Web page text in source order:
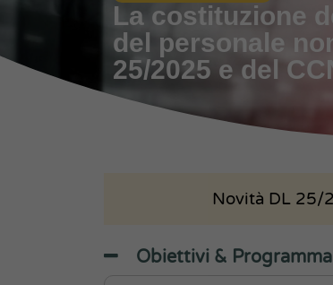
La costituzione
del personale
25/2025 e del
Novità DL 25/
Obiettivi & Programma